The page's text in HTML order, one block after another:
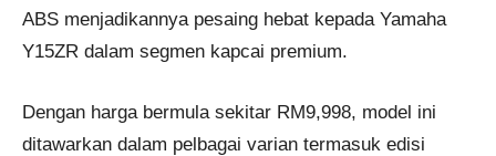
ABS menjadikannya pesaing hebat kepada Yamaha
Y15ZR dalam segmen kapcai premium.
Dengan harga bermula sekitar RM9,998, model ini
ditawarkan dalam pelbagai varian termasuk edisi